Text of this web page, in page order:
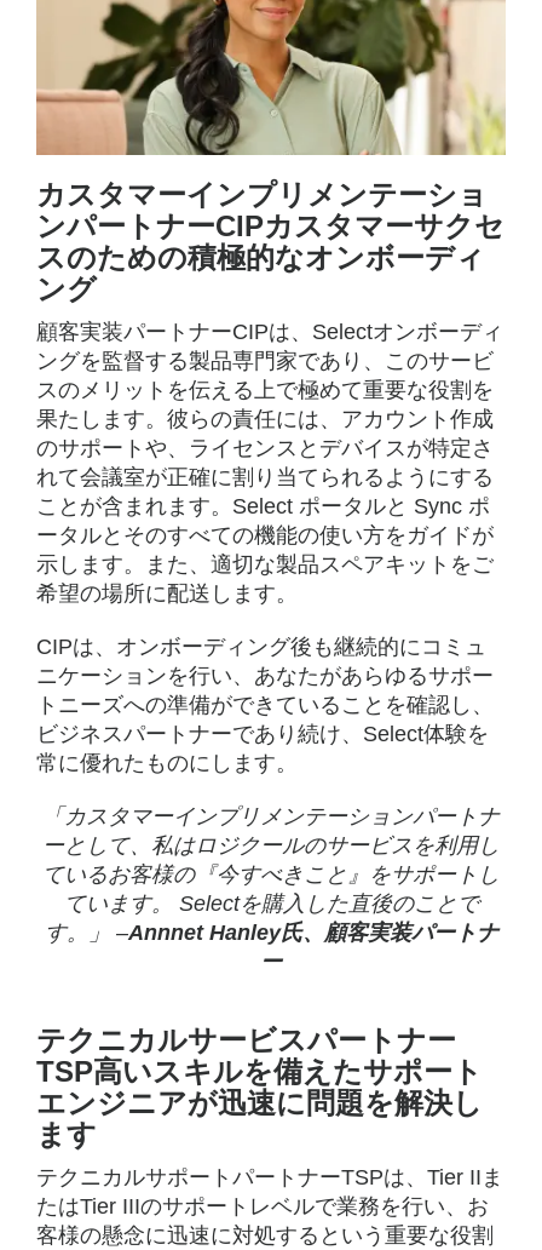
カスタマーインプリメンテーショ
ンパートナーCIPカスタマーサクセ
スのための積極的なオンボーディ
ング
顧客実装パートナーCIPは、Selectオンボーディ
ングを監督する製品専門家であり、このサービ
スのメリットを伝える上で極めて重要な役割を
果たします。彼らの責任には、アカウント作成
のサポートや、ライセンスとデバイスが特定さ
れて会議室が正確に割り当てられるようにする
ことが含まれます。Select ポータルと Sync ポ
ータルとそのすべての機能の使い方をガイドが
示します。また、適切な製品スペアキットをご
希望の場所に配送します。
CIPは、オンボーディング後も継続的にコミュ
ニケーションを行い、あなたがあらゆるサポー
トニーズへの準備ができていることを確認し、
ビジネスパートナーであり続け、Select体験を
常に優れたものにします。
「カスタマーインプリメンテーションパートナ
ーとして、私はロジクールのサービスを利用し
ているお客様の『今すべきこと』をサポートし
ています。 Selectを購入した直後のことで
す。」 –Annnet Hanley氏、顧客実装パートナ
ー
テクニカルサービスパートナー
TSP高いスキルを備えたサポート
エンジニアが迅速に問題を解決し
ます
テクニカルサポートパートナーTSPは、Tier IIま
たはTier IIIのサポートレベルで業務を行い、お
客様の懸念に迅速に対処するという重要な役割